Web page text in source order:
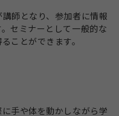
師となり、参加者に情報
セミナーとして一般的な
ことができます。
手や体を動かしながら学